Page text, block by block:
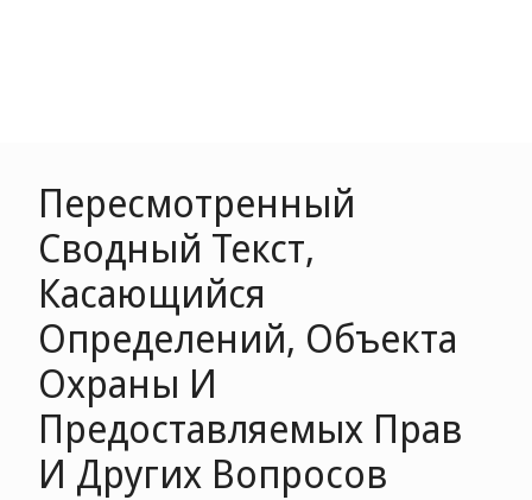
Пересмотренный
Сводный Текст,
Касающийся
Определений, Объекта
Охраны И
Предоставляемых Прав
И Других Вопросов